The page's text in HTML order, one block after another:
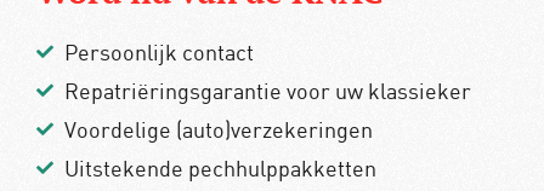
Persoonlijk contact
Repatriëringsgarantie voor uw klassieker
Voordelige (auto)verzekeringen
Uitstekende pechhulppakketten